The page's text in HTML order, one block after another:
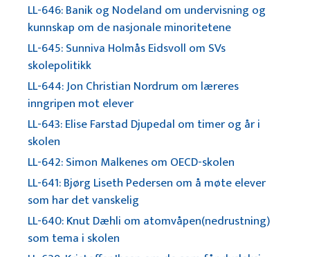
LL-646: Banik og Nodeland om undervisning og
kunnskap om de nasjonale minoritetene
LL-645: Sunniva Holmås Eidsvoll om SVs
skolepolitikk
LL-644: Jon Christian Nordrum om læreres
inngripen mot elever
LL-643: Elise Farstad Djupedal om timer og år i
skolen
LL-642: Simon Malkenes om OECD-skolen
LL-641: Bjørg Liseth Pedersen om å møte elever
som har det vanskelig
LL-640: Knut Dæhli om atomvåpen(nedrustning)
som tema i skolen